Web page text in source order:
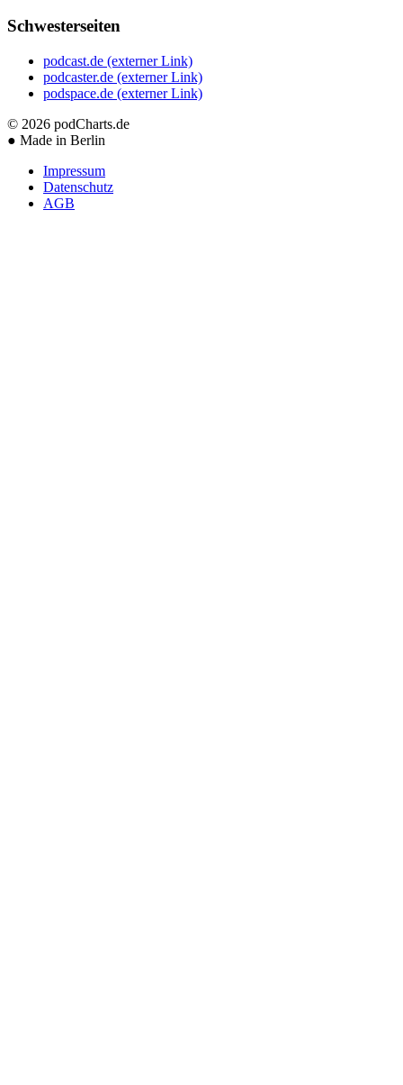
Schwesterseiten
podcast.de (externer Link)
podcaster.de (externer Link)
podspace.de (externer Link)
© 2026 podCharts.de
● Made in Berlin
Impressum
Datenschutz
AGB